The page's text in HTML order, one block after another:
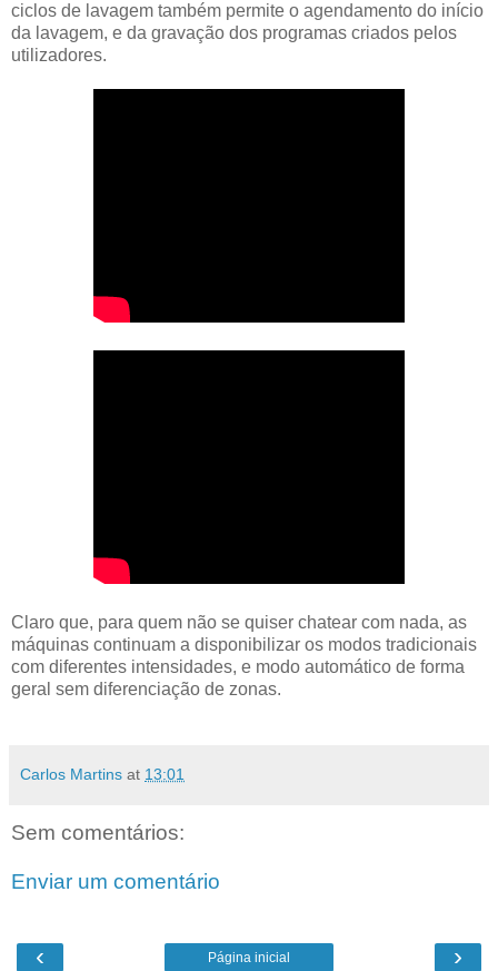
ciclos de lavagem também permite o agendamento do início
da lavagem, e da gravação dos programas criados pelos
utilizadores.
Claro que, para quem não se quiser chatear com nada, as
máquinas continuam a disponibilizar os modos tradicionais
com diferentes intensidades, e modo automático de forma
geral sem diferenciação de zonas.
Carlos Martins at 13:01
Sem comentários:
Enviar um comentário
‹ ›
Página inicial